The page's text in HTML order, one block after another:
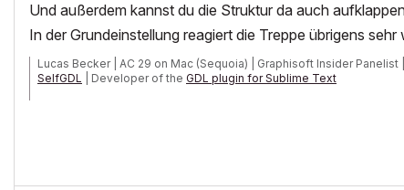
Und außerdem kannst du die Struktur da auch
In der Grundeinstellung reagiert die Treppe übrigens
Lucas Becker | AC 29 on Mac (Sequoia) | Graphisoft Insider Panelist |
SelfGDL | Developer of the GDL plugin for Sublime Text